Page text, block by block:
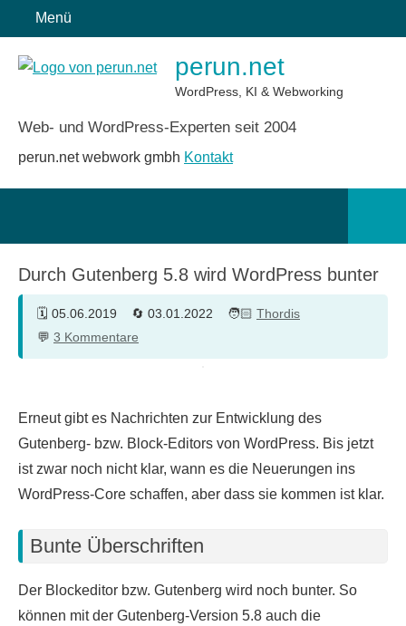
Inhalt
springen
Menü
perun.net
WordPress, KI & Webworking
Web- und WordPress-Experten seit 2004
perun.net webwork gmbh Kontakt
Durch Gutenberg 5.8 wird WordPress bunter
05.06.2019 03.01.2022
Thordis
3 Kommentare
Erneut gibt es Nachrichten zur Entwicklung des
Gutenberg- bzw. Block-Editors von WordPress. Bis jetzt
ist zwar noch nicht klar, wann es die Neuerungen ins
WordPress-Core schaffen, aber dass sie kommen ist klar.
Bunte Überschriften
Der Blockeditor bzw. Gutenberg wird noch bunter. So
können mit der Gutenberg-Version 5.8 auch die